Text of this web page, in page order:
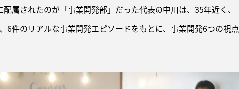
属されたのが「事業開発部」だった代表の中川は、35年近く、
6件のリアルな事業開発エピソードをもとに、事業開発6つの視点